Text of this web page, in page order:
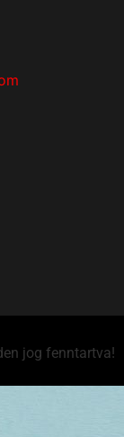
jog fenntartva!